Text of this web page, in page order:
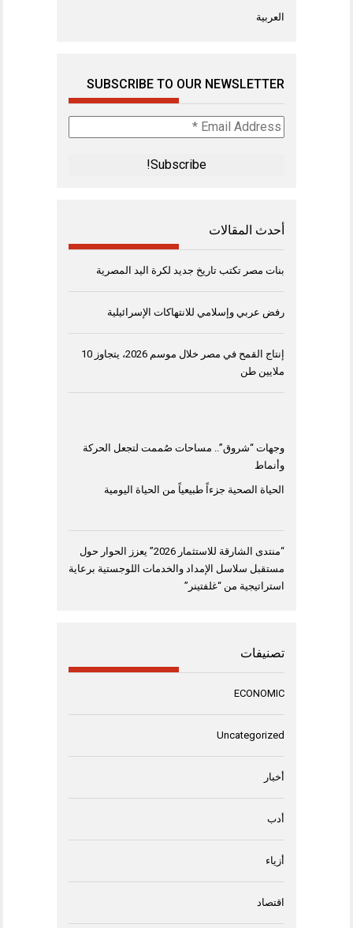
العربية
SUBSCRIBE TO OUR NEWSLETTER
Email
Address
أحدث المقالات
بنات مصر تكتب تاريخ جديد لكرة اليد المصرية
رفض عربي وإسلامي للانتهاكات الإسرائيلية
إنتاج القمح في مصر خلال موسم 2026، يتجاوز 10
ملايين طن
وجهات “شروق”.. مساحات صُممت لتجعل الحركة
وأنماط
الحياة الصحية جزءاً طبيعياً من الحياة اليومية
“منتدى الشارقة للاستثمار 2026” يعزز الحوار حول
مستقبل سلاسل الإمداد والخدمات اللوجستية برعاية
استراتيجية من “غلفتينر”
تصنيفات
ECONOMIC
Uncategorized
أخبار
أدب
أزياء
اقتصاد